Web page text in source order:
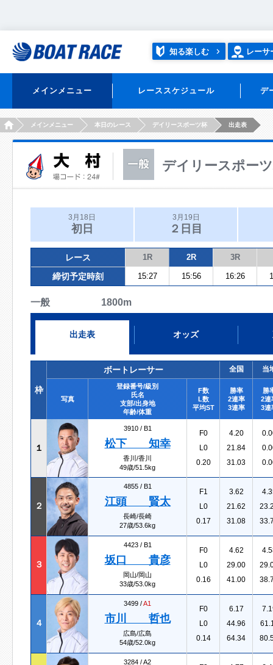
知る楽しむ レーサ
メインメニュー レーススケジュール デ
HOMEメインメニュー 本日のレース デイリースポーツ杯 出走表
デイリースポー
3月18日
初日
3月19日
２日目
レース 1R 2R 3R
締切予定時刻 15:27 15:56 16:26
一般 1800m
出走表 オッズ
枠
ボートレーサー 全国 当
写真
登録番号/級別
氏名
支部/出身地
年齢/体重
F数
L数
平均ST
勝率
2連率
3連率
勝
2連
3連
１
3910 / B1
松下 知幸
香川/香川
49歳/51.5kg
F0
L0
0.20
4.20
21.84
31.03
２
4855 / B1
江頭 賢太
長崎/長崎
27歳/53.6kg
F1
L0
0.17
3.62
21.62
31.08
３
4423 / B1
坂口 貴彦
岡山/岡山
33歳/53.0kg
F0
L0
0.16
4.62
29.00
41.00
４
3499 /A1
市川 哲也
広島/広島
54歳/52.0kg
F0
L0
0.14
6.17
44.96
64.34
3284 /A2